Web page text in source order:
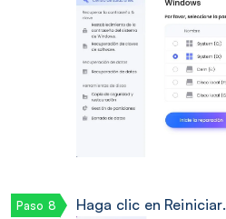
Haga clic en Reiniciar.